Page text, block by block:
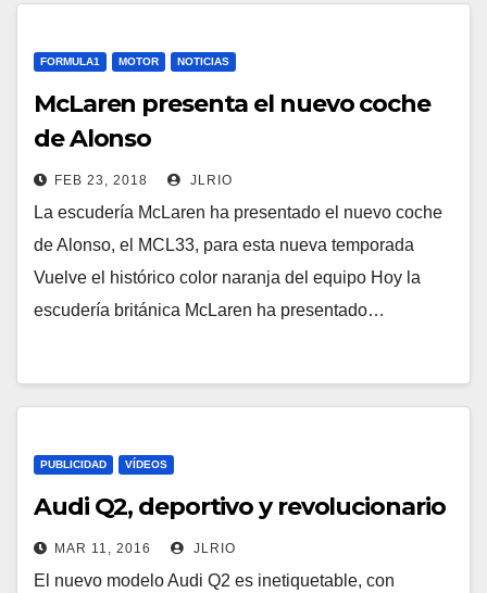
FORMULA1 MOTOR NOTICIAS
McLaren presenta el nuevo coche
de Alonso
FEB 23, 2018 JLRIO
La escudería McLaren ha presentado el nuevo coche
de Alonso, el MCL33, para esta nueva temporada
Vuelve el histórico color naranja del equipo Hoy la
escudería británica McLaren ha presentado…
PUBLICIDAD VÍDEOS
Audi Q2, deportivo y revolucionario
MAR 11, 2016 JLRIO
El nuevo modelo Audi Q2 es inetiquetable, con